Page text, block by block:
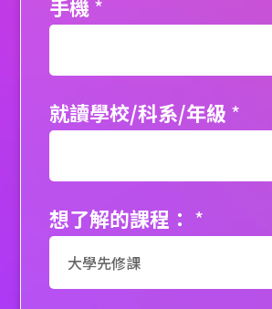
手機*
就讀學校/科系/年級 *
想了解的課程： *